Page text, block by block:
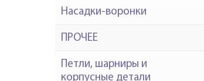
Насадки-воронки
ПРОЧЕЕ
Петли, шарниры и
корпусные детали